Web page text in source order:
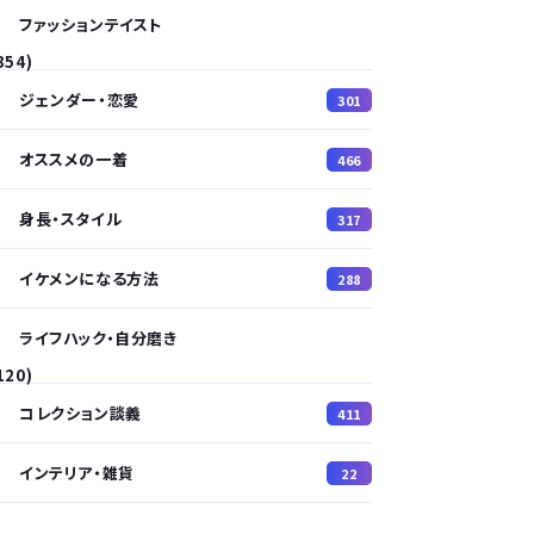
ファッションテイスト
ジェンダー・恋愛
301
オススメの一着 466
身長・スタイル 317
イケメンになる方法 288
ライフハック・自分磨き
コレクション談義
411
インテリア・雑貨 22